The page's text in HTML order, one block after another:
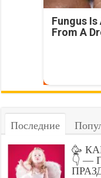
Fungus
From A
Последние
🥳
👇 —